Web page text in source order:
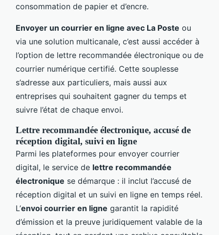
consommation de papier et d’encre.
Envoyer un courrier en ligne avec La Poste ou
via une solution multicanale, c’est aussi accéder à
l’option de lettre recommandée électronique ou de
courrier numérique certifié. Cette souplesse
s’adresse aux particuliers, mais aussi aux
entreprises qui souhaitent gagner du temps et
suivre l’état de chaque envoi.
Lettre recommandée électronique, accusé de
réception digital, suivi en ligne
Parmi les plateformes pour envoyer courrier
digital, le service de lettre recommandée
électronique se démarque : il inclut l’accusé de
réception digital et un suivi en ligne en temps réel.
L’envoi courrier en ligne garantit la rapidité
d’émission et la preuve juridiquement valable de la